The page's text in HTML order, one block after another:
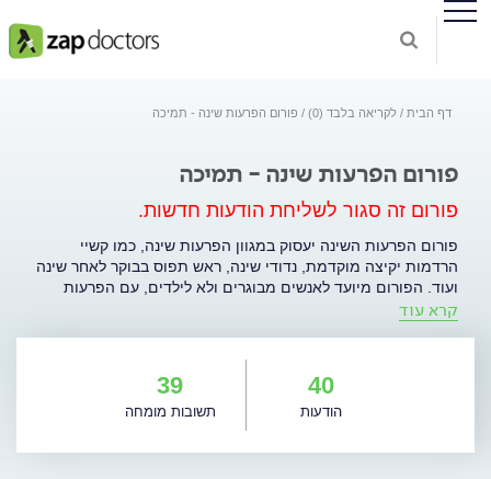
דף הבית לקריאה בלבד (0) פורום הפרעות שינה - תמיכה
פורום הפרעות שינה - תמיכה
פורום זה סגור לשליחת הודעות חדשות.
פורום הפרעות השינה יעסוק במגוון הפרעות שינה, כמו קשיי
הרדמות יקיצה מוקדמת, נדודי שינה, ראש תפוס בבוקר לאחר שינה
ועוד. הפורום מיועד לאנשים מבוגרים ולא לילדים, עם הפרעות
שינה קלות וגם קשות יותר שהרפואה הקונבנציונלית לא תמיד
כאשר הבעיה היא פיזיולוגית (למשל, נחירות) ובמקרים רבים נובעת
מעוררות יתר בגלל תזמון לא נכון של שעות השינה והערנות. .
קרא עוד
40
הודעות
39
תשובות מומחה